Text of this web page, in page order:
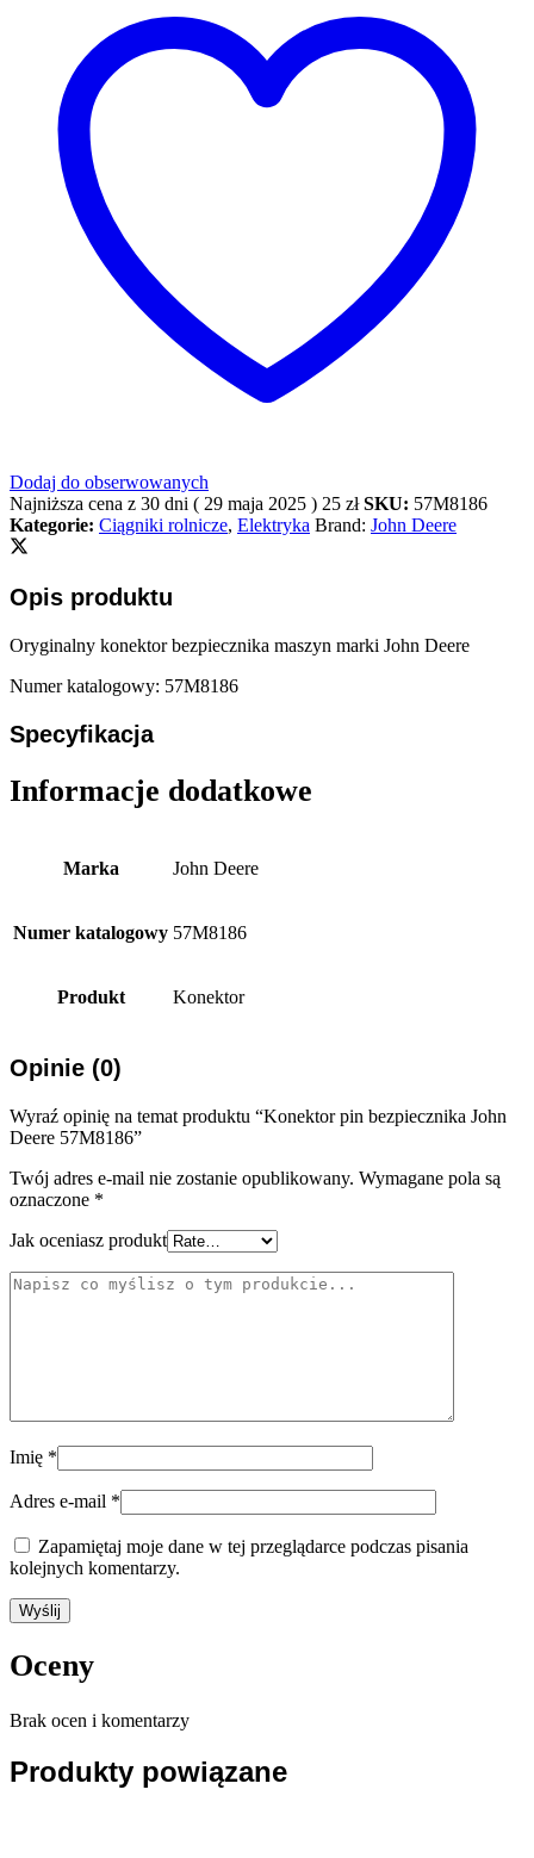
Dodaj do obserwowanych
Najniższa cena z 30 dni ( 29 maja 2025 ) 25 zł SKU: 57M8186
Kategorie: Ciągniki rolnicze, Elektryka Brand: John Deere
Opis produktu
Oryginalny konektor bezpiecznika maszyn marki John Deere
Numer katalogowy: 57M8186
Specyfikacja
Informacje dodatkowe
Marka John Deere
Numer katalogowy 57M8186
Produkt Konektor
Opinie (0)
Wyraź opinię na temat produktu “Konektor pin bezpiecznika John
Deere 57M8186”
Twój adres e-mail nie zostanie opublikowany. Wymagane pola są
oznaczone *
Jak oceniasz produkt
Imię *
Adres e-mail *
Zapamiętaj moje dane w tej przeglądarce podczas pisania
kolejnych komentarzy.
Oceny
Brak ocen i komentarzy
Produkty powiązane